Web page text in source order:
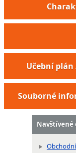
Učební
Souborné
Navštívené